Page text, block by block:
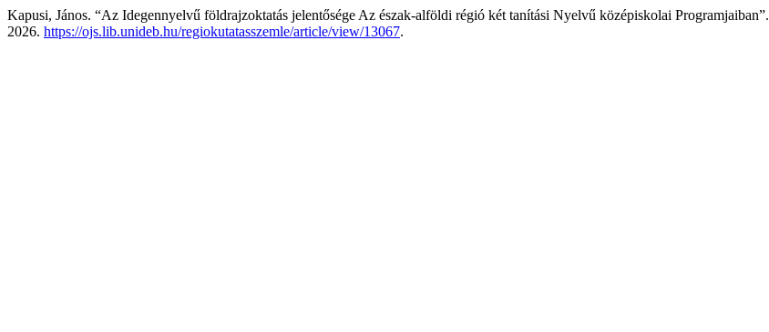
Kapusi, János. “Az Idegennyelvű földrajzoktatás jelentősége Az észak-alföldi régió két tanítási Nyelvű középiskolai Programjaiban”.
2026. https://ojs.lib.unideb.hu/regiokutatasszemle/article/view/13067.